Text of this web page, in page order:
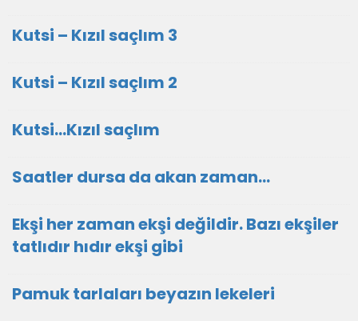
Kutsi – Kızıl saçlım 3
Kutsi – Kızıl saçlım 2
Kutsi...Kızıl saçlım
Saatler dursa da akan zaman…
Ekşi her zaman ekşi değildir. Bazı ekşiler
tatlıdır hıdır ekşi gibi
Pamuk tarlaları beyazın lekeleri